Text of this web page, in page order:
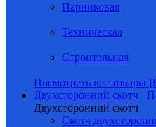
Парниковая
Техническая
Строительная
Посмотреть все товары
Двухсторонний скотч
Двухсторонний скотч
Скотч